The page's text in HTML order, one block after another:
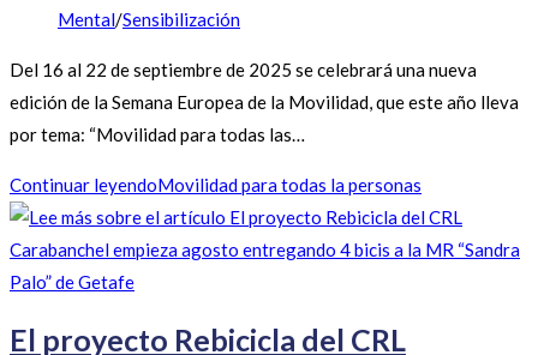
Mental/Sensibilización
Del 16 al 22 de septiembre de 2025 se celebrará una nueva
edición de la Semana Europea de la Movilidad, que este año lleva
por tema: “Movilidad para todas las…
Continuar leyendoMovilidad para todas la personas
El proyecto Rebicicla del CRL